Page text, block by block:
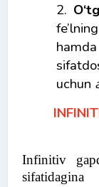
2.
uchun
Infinitiv